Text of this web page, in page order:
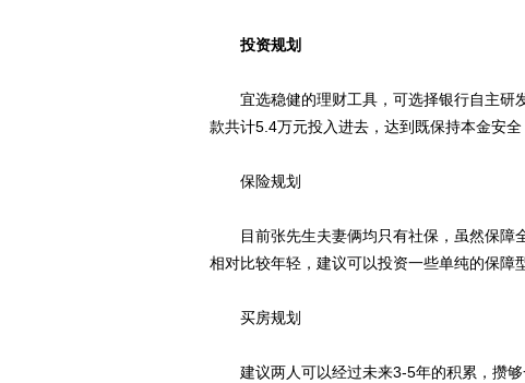
投资规划
宜选稳健的理财工具，可选择银行自主研
款共计5.4万元投入进去，达到既保持本金安全
保险规划
目前张先生夫妻俩均只有社保，虽然保障
相对比较年轻，建议可以投资一些单纯的保障
买房规划
建议两人可以经过未来3-5年的积累，攒够